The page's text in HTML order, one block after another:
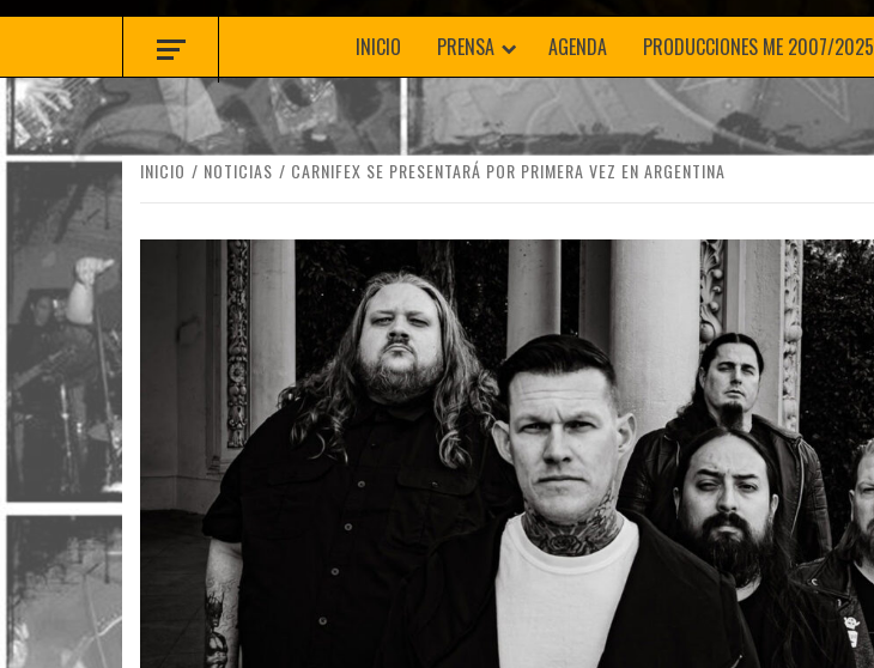
💀
INICIO
PRENSA AGENDA PRODUCCIONES ME 2007/2025
INICIO NOTICIAS CARNIFEX SE PRESENTARÁ POR PRIMERA VEZ EN ARGENTINA